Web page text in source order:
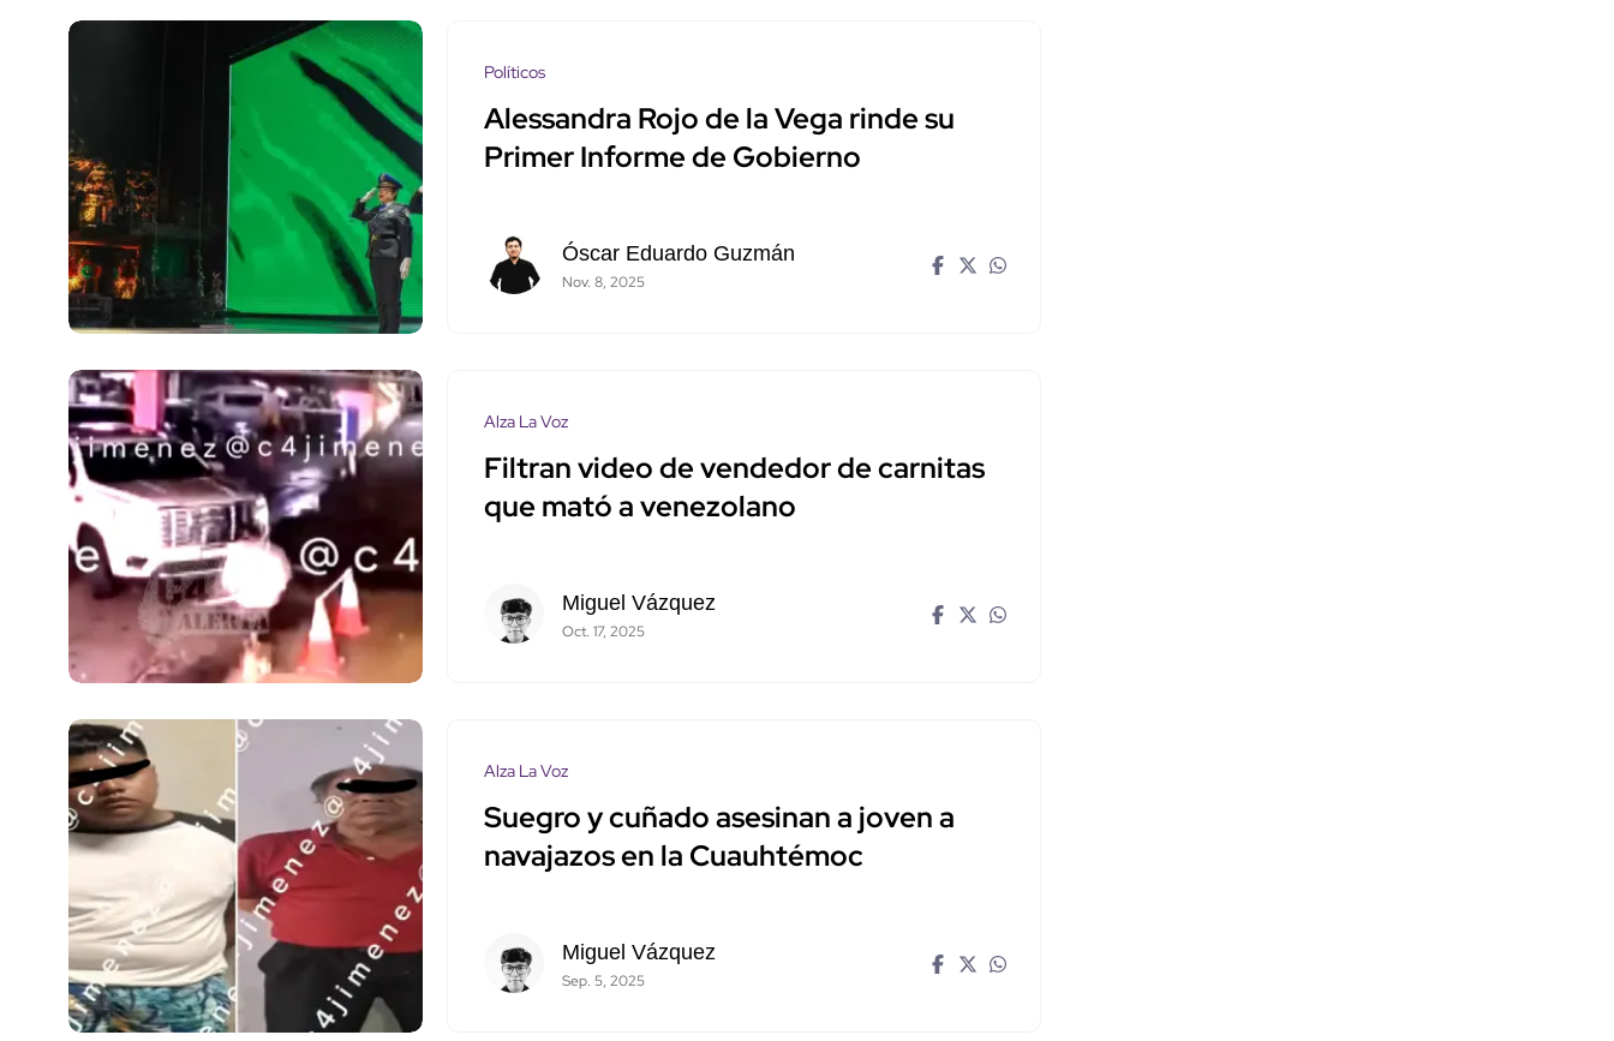
Políticos
Alessandra Rojo de la Vega rinde su
Primer Informe de Gobierno
Óscar Eduardo Guzmán
Nov. 8, 2025
Alza La Voz
Filtran video de vendedor de carnitas
que mató a venezolano
Miguel Vázquez
Oct. 17, 2025
Alza La Voz
Suegro y cuñado asesinan a joven a
navajazos en la Cuauhtémoc
Miguel Vázquez
Sep. 5, 2025